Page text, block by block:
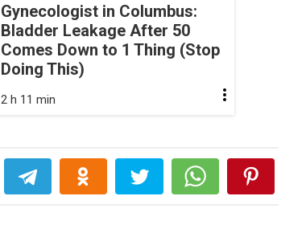
Gynecologist in Columbus:
Bladder Leakage After 50
Comes Down to 1 Thing (Stop
Doing This)
2 h 11 min